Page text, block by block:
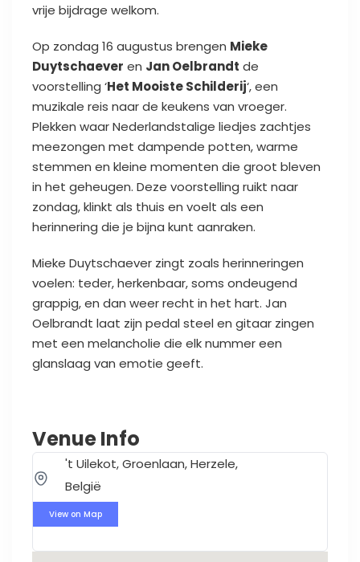
vrije bijdrage welkom.
Op zondag 16 augustus brengen Mieke
Duytschaever en Jan Oelbrandt de
voorstelling ‘Het Mooiste Schilderij‘, een
muzikale reis naar de keukens van vroeger.
Plekken waar Nederlandstalige liedjes zachtjes
meezongen met dampende potten, warme
stemmen en kleine momenten die groot bleven
in het geheugen. Deze voorstelling ruikt naar
zondag, klinkt als thuis en voelt als een
herinnering die je bijna kunt aanraken.
Mieke Duytschaever zingt zoals herinneringen
voelen: teder, herkenbaar, soms ondeugend
grappig, en dan weer recht in het hart. Jan
Oelbrandt laat zijn pedal steel en gitaar zingen
met een melancholie die elk nummer een
glanslaag van emotie geeft.
Venue Info
't Uilekot, Groenlaan, Herzele,
België
View on Map